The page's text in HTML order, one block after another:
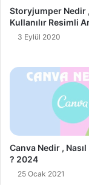
Storyjumper Nedir ,
Kullanılır Resimli
3 Eylül 2020
Canva Nedir , Nasıl
? 2024
25 Ocak 2021